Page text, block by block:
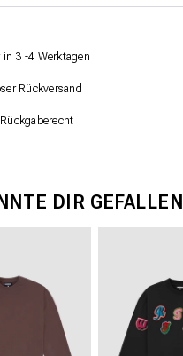
in 3 -4 Werktagen
Rückversand
DIR GEFALLEN